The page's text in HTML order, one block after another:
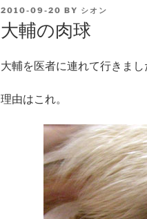
POSTED
ON
2010-09-20 BY シオン
大輔の肉球
大輔を医者に連れて行きまし
理由はこれ。